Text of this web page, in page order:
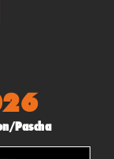
Pascha